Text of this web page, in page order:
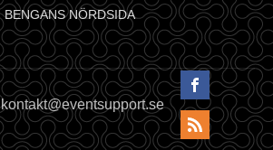
BENGANS NÖRDSIDA
kontakt@eventsupport.se